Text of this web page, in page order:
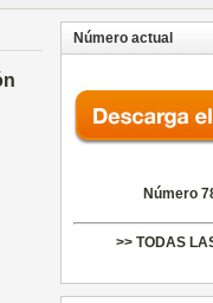
Número actual
Número
>> TODAS